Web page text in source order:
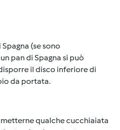
(se sono
pan di Spagna si può
il disco inferiore di
da portata.
metterne qualche cucchiaiata